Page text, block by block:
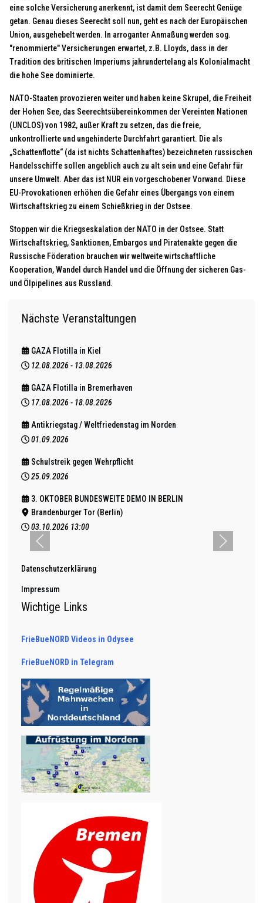
eine solche Versicherung anerkennt, ist damit dem Seerecht Genüge
getan. Genau dieses Seerecht soll nun, geht es nach der Europäischen
Union, ausgehebelt werden. In arroganter Anmaßung werden sog.
"renommierte" Versicherungen erwartet, z.B. Lloyds, dass in der
Tradition des britischen Imperiums jahrundertelang als Kolonialmacht
die hohe See dominierte.
NATO-Staaten provozieren weiter und haben keine Skrupel, die Freiheit
der Hohen See, das Seerechtsübereinkommen der Vereinten Nationen
(UNCLOS) von 1982, außer Kraft zu setzen, das die freie,
unkontrollierte und ungehinderte Durchfahrt garantiert. Die als
„Schattenflotte“ (da ist nichts Schattenhaftes) bezeichneten russischen
Handelsschiffe sollen angeblich auch zu alt sein und eine Gefahr für
unsere Umwelt. Aber das ist NUR ein vorgeschobener Vorwand. Diese
EU-Provokationen erhöhen die Gefahr eines Übergangs von einem
Wirtschaftskrieg zu einem Schießkrieg in der Ostsee.
Stoppen wir die Kriegseskalation der NATO in der Ostsee. Statt
Wirtschaftskrieg, Sanktionen, Embargos und Piratenakte gegen die
Russische Föderation brauchen wir weltweite wirtschaftliche
Kooperation, Wandel durch Handel und die Öffnung der sicheren Gas-
und Ölpipelines aus Russland.
Nächste Veranstaltungen
GAZA Flotilla in Kiel
12.08.2026 - 13.08.2026
GAZA Flotilla in Bremerhaven
17.08.2026 - 18.08.2026
Antikriegstag / Weltfriedenstag im Norden
01.09.2026
Schulstreik gegen Wehrpflicht
25.09.2026
3. OKTOBER BUNDESWEITE DEMO IN BERLIN
Brandenburger Tor (Berlin)
03.10.2026 13:00
Datenschutzerklärung
Impressum
Wichtige Links
FrieBueNORD Videos in Odysee
FrieBueNORD in Telegram